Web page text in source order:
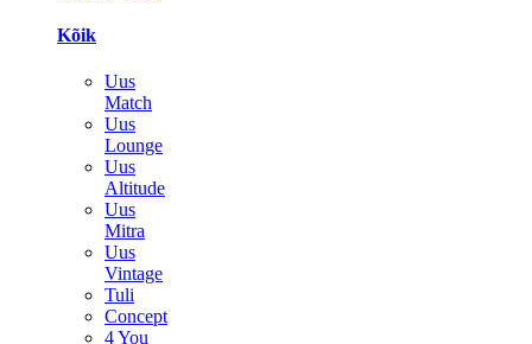
Kõik
Uus
Match
Uus
Lounge
Uus
Altitude
Uus
Mitra
Uus
Vintage
Tuli
Concept
4 You